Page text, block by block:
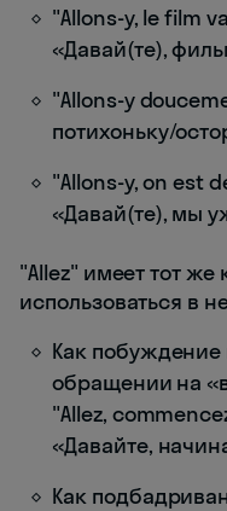
"Allons-y, le film
«Давай(те),
"Allons-y
потихоньку/
"Allons-y, on est
«Давай(те), мы
"Allez" имеет тот
использоваться в
Как
обращении на
"Allez,
«Давайте,
Как